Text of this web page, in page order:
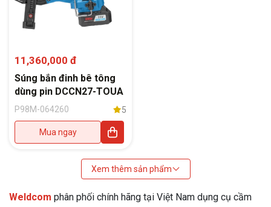
11,360,000 đ
Súng bắn đinh bê tông
dùng pin DCCN27-TOUA
P98M-064260 5
Mua ngay
Xem thêm sản phẩm
Weldcom phân phối chính hãng tại Việt Nam dụng cụ cầm